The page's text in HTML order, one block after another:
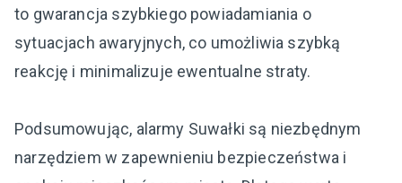
to gwarancja szybkiego powiadamiania o
sytuacjach awaryjnych, co umożliwia szybką
reakcję i minimalizuje ewentualne straty.
Podsumowując, alarmy Suwałki są niezbędnym
narzędziem w zapewnieniu bezpieczeństwa i